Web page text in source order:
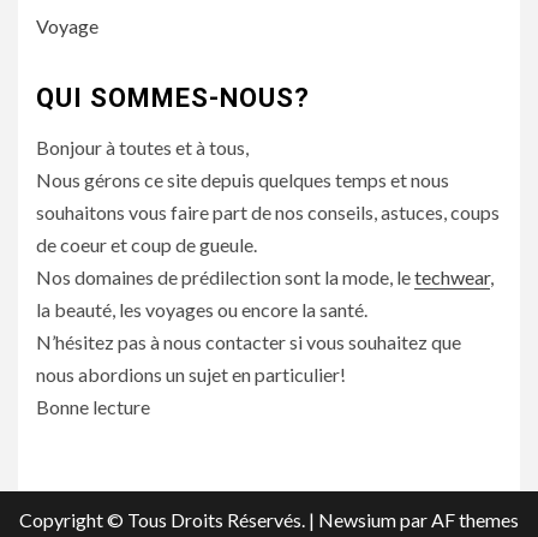
Voyage
QUI SOMMES-NOUS?
Bonjour à toutes et à tous,
Nous gérons ce site depuis quelques temps et nous
souhaitons vous faire part de nos conseils, astuces, coups
de coeur et coup de gueule.
Nos domaines de prédilection sont la mode, letechwear,
la beauté, les voyages ou encore la santé.
N’hésitez pas à nous contacter si vous souhaitez que
nous abordions un sujet en particulier!
Bonne lecture
Copyright © Tous Droits Réservés. | Newsiumpar AF themes